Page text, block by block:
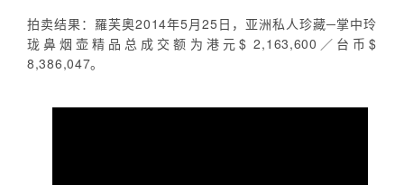
拍卖结果：羅芙奧2014年5月25日，亚洲私人珍藏─掌中玲
珑鼻烟壶精品总成交额为港元$ 2,163,600／台币$
8,386,047。